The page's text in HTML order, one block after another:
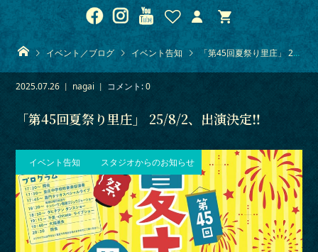
イベント／ブログ イベント告知 「第45回夏祭り里庄」 25/8/
2025.07.26 nagai コメント:0
「第45回夏祭り里庄」 25/8/2、出演決定‼
イベント告知 スタジオからのお知らせ